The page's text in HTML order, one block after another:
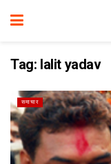
Tag: lalit yadav
समाचार